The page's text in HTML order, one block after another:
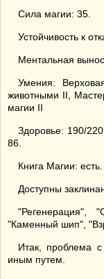
Сила магии: 35.
Устойчивость к
Ментальная
Умения:
животными II,
магии II
Здоровье: 190/
86.
Книга Магии: есть.
Доступны
"Регенерация",
"Каменный шип",
Итак, проблема
иным путем.